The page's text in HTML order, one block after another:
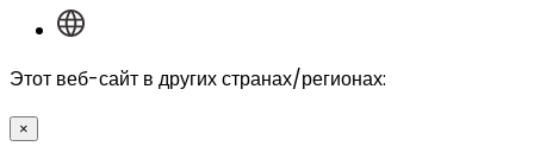
Этот веб-сайт в других странах/регионах:
×